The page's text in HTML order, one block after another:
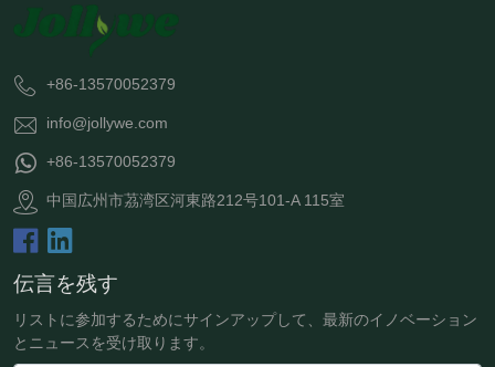
+86-13570052379
info@jollywe.com
+86-13570052379
中国広州市茘湾区河東路212号101-A 115室
伝言を残す
リストに参加するためにサインアップして、最新のイノベーション
とニュースを受け取ります。